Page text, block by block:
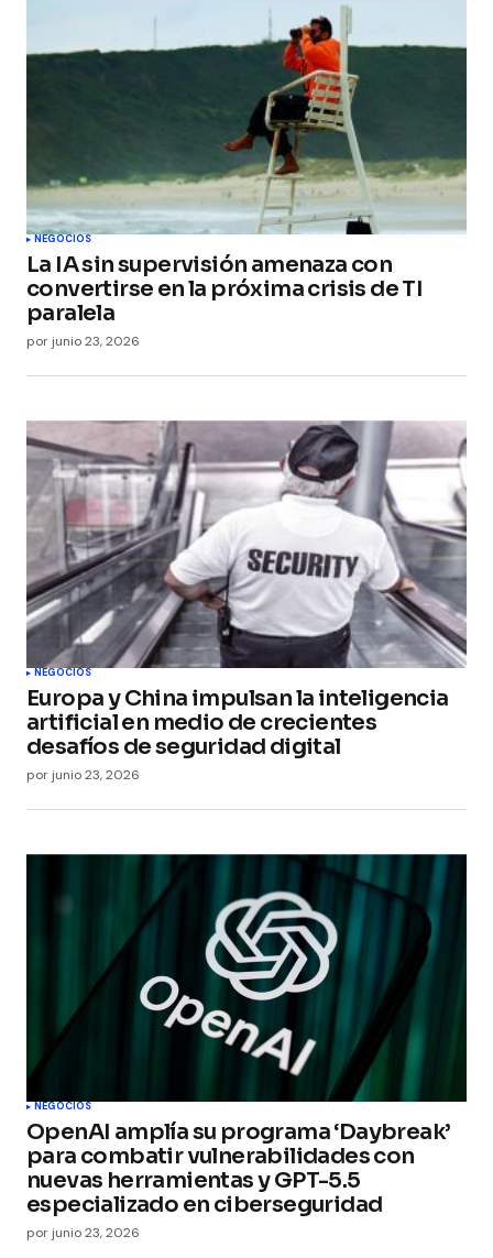
Guarda mi nombre, correo electrónico y web en
este navegador para la próxima vez que
Submit Comment
NEGOCIOS
La IA sin supervisión amenaza con
convertirse en la próxima crisis de TI
paralela
por junio 23, 2026
NEGOCIOS
Europa y China impulsan la inteligencia
artificial en medio de crecientes
desafíos de seguridad digital
por junio 23, 2026
NEGOCIOS
OpenAI amplía su programa ‘Daybreak’
para combatir vulnerabilidades con
nuevas herramientas y GPT-5.5
especializado en ciberseguridad
por junio 23, 2026